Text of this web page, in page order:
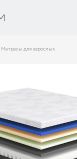
Матрасы для взрослых